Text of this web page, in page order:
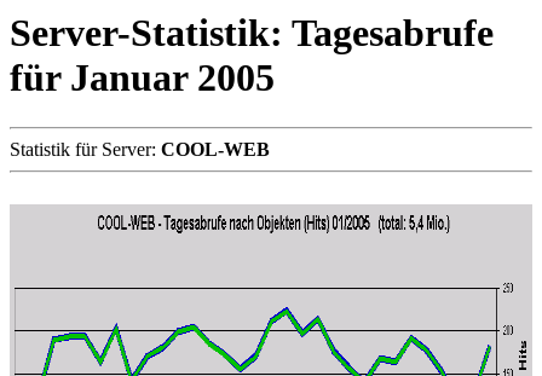
Server-Statistik: Tagesabrufe
für Januar 2005
Statistik für Server: COOL-WEB